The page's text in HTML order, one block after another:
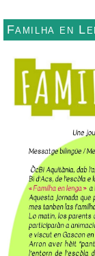
Familha en